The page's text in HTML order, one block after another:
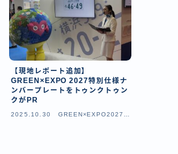
【現地レポート追加】
GREEN×EXPO 2027特別仕様ナ
ンバープレートをトゥンクトゥン
クがPR
2025.10.30
GREEN×EXPO2027（